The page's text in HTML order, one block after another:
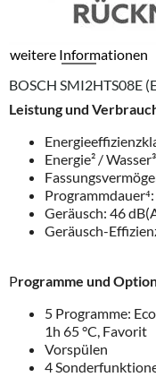
weitere Informationen
BOSCH SMI2HTS08E
Leistung und
Energie² /
Geräusch: 46
Geräusch-
Programme und
5 Programme:
1h 65 °C, Favorit
Vorspülen
4